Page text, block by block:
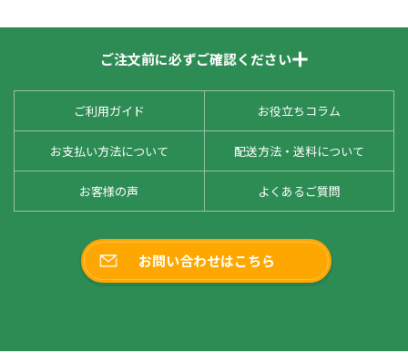
ご注文前に必ずご確認ください
ご利用ガイド お役立ちコラム
お支払い方法について 配送方法・送料について
お客様の声 よくあるご質問
お問い合わせはこちら